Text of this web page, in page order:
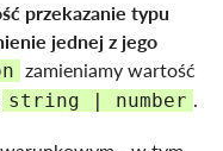
przekazanie typu
jednej z jego
zamieniamy wartość
string | number .